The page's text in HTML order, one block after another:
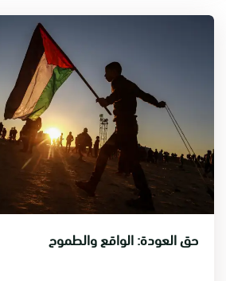
حق العودة: الواقع والطموح